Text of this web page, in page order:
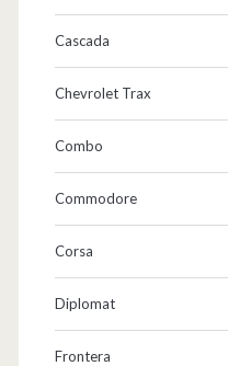
Cascada
Chevrolet Trax
Combo
Commodore
Corsa
Diplomat
Frontera